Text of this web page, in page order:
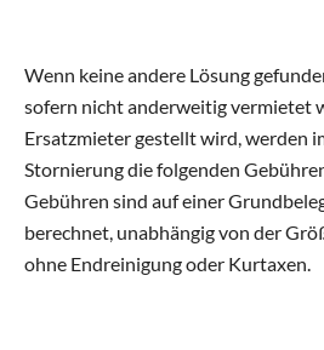
Wenn keine andere Lösung
sofern nicht anderweitig vermietet
Ersatzmieter gestellt wird, werden
Stornierung die folgenden
Gebühren sind auf einer
berechnet, unabhängig von der
ohne Endreinigung oder Kurtaxen.